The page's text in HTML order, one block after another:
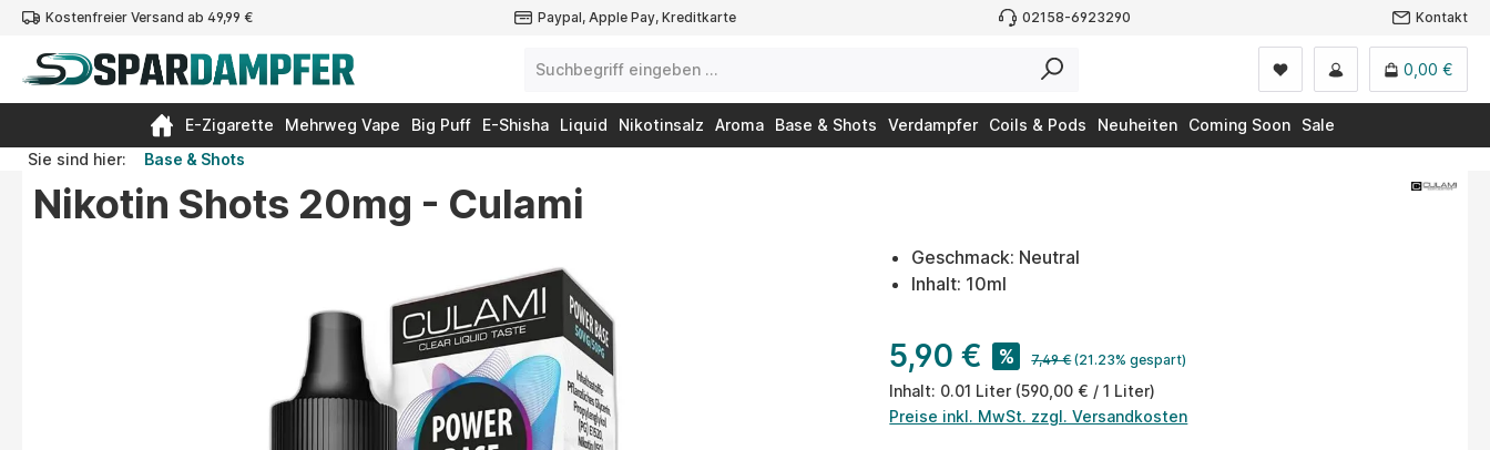
Zur Hauptnavigation springen
Kostenfreier Versand ab 49,99 € Paypal, Apple Pay, Kreditkarte 02158-6923290 Kontakt
0,00 €
E-Zigarette Mehrweg Vape Big Puff E-Shisha Liquid Nikotinsalz Aroma Base & Shots Verdampfer Coils & Pods Neuheiten Coming Soon
Sale
Sie sind hier:
Base & Shots
Nikotin Shots 20mg - Culami
Geschmack: Neutral
Inhalt: 10ml
5,90 € % 7,49 € (21.23% gespart)
Inhalt: 0.01 Liter (590,00 € / 1 Liter)
Preise inkl. MwSt. zzgl. Versandkosten